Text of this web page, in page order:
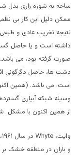
ساحه به شوره زاری بدل
ممکن دلیل این کار بی
نتیجه تخریب عادی و
داشته است و یا حاصل
صورت گرفته بود، می
دشت ها، حاصل دگرگونی
است. می باشد. (همین
وسیله شبکه آبیاری
از همین اکنون با مشکل
وایت، Whyte
و باران در منطقه خشک